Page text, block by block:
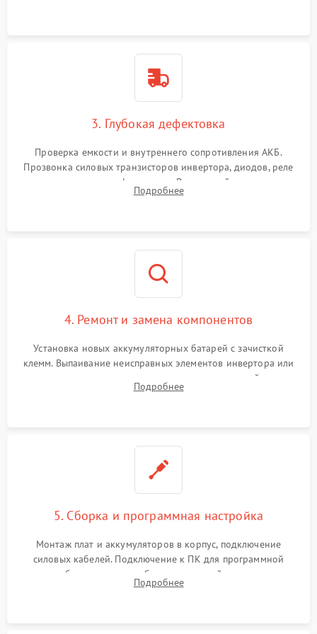
3. Глубокая дефектовка
Проверка емкости и внутреннего сопротивления АКБ.
Прозвонка силовых транзисторов инвертора, диодов, реле
переключения и трансформатора. Визуальный поиск вздутых
конденсаторов и прогаров на печатной плате.
Подробнее
4. Ремонт и замена компонентов
Установка новых аккумуляторных батарей с зачисткой
клемм. Выпаивание неисправных элементов инвертора или
цепи зарядки и монтаж новых радиодеталей.
Восстановление поврежденных токоведущих дорожек и
Подробнее
5. Сборка и программная настройка
Монтаж плат и аккумуляторов в корпус, подключение
силовых кабелей. Подключение к ПК для программной
калибровки констант батареи, настройки порогов
срабатывания AVR и сброса счетчиков старения АКБ.
Подробнее